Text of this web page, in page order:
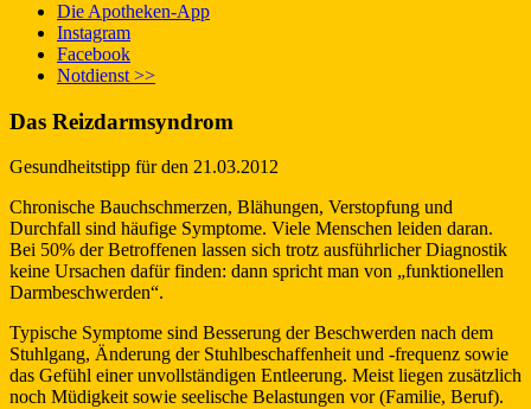
Die Apotheken-App
Instagram
Facebook
Notdienst >>
Das Reizdarmsyndrom
Gesundheitstipp für den 21.03.2012
Chronische Bauchschmerzen, Blähungen, Verstopfung und
Durchfall sind häufige Symptome. Viele Menschen leiden daran.
Bei 50% der Betroffenen lassen sich trotz ausführlicher Diagnostik
keine Ursachen dafür finden: dann spricht man von „funktionellen
Darmbeschwerden“.
Typische Symptome sind Besserung der Beschwerden nach dem
Stuhlgang, Änderung der Stuhlbeschaffenheit und -frequenz sowie
das Gefühl einer unvollständigen Entleerung. Meist liegen zusätzlich
noch Müdigkeit sowie seelische Belastungen vor (Familie, Beruf).